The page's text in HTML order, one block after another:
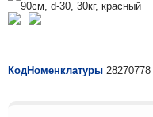
КодНоменклатуры 28270778